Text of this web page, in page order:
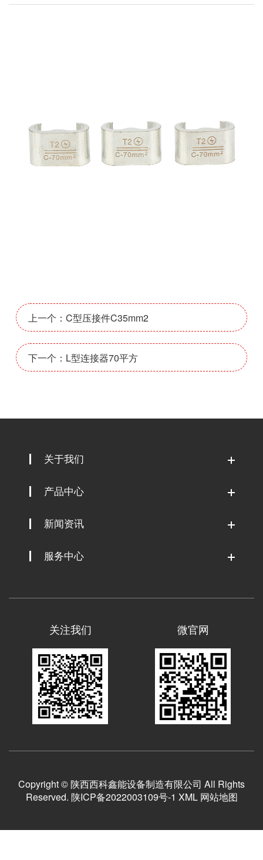
上一个：C型压接件C35mm2
下一个：L型连接器70平方
关于我们
产品中心
新闻资讯
服务中心
微官网
关注我们
Copyright © 陕西西科鑫能设备制造有限公司 All Rights
Reserved. 陕ICP备2022003109号-1 XML 网站地图